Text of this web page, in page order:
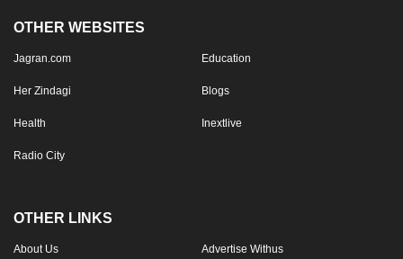
OTHER WEBSITES
Jagran.com Education
Her Zindagi Blogs
Health Inextlive
Radio City
OTHER LINKS
About Us Advertise Withus